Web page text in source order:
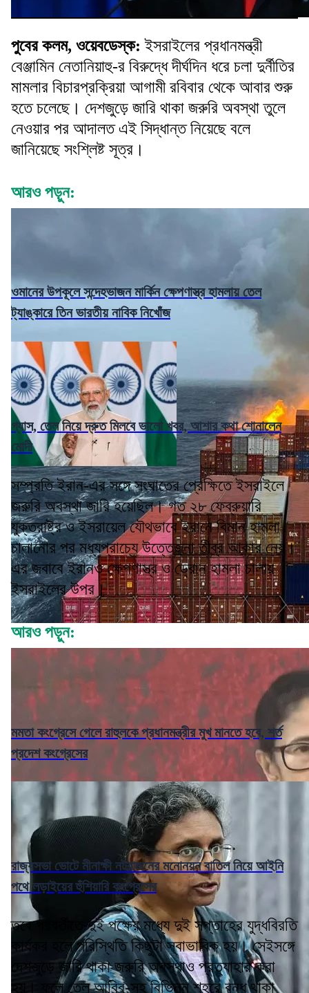
পুবের কলম, ওয়েবডেস্ক:ইসরাইলের প্রধানমন্ত্রী
বেঞ্জামিন নেতানিয়াহু-র বিরুদ্ধে দীর্ঘদিন ধরে চলা দুর্নীতির
মামলার বিচারপ্রক্রিয়া আগামী রবিবার থেকে আবার শুরু
হতে চলেছে। দেশজুড়ে জারি থাকা জরুরি অবস্থা তুলে
নেওয়ার পর আদালত এই সিদ্ধান্ত নিয়েছে বলে
জানিয়েছে সংশ্লিষ্ট সূত্র।
আরও পড়ুন:
ওমানের উপকূলে সন্দেহভাজন মার্কিন ক্ষেপণাস্ত্র হামলায় তেল
ট্যাঙ্কারে তিন ভারতীয় নাবিক নিখোঁজ
গ্যাস, তেল নিয়ে দ্রুত মিলবে ভালো খবর, আশার কথা শোনালেন
মোদী
সম্প্রতি ইরান-এর সঙ্গে সংঘাতের প্রেক্ষিতে ইসরাইলে
জরুরি অবস্থা জারি হয়েছিল। গত ২৮ ফেব্রুয়ারি
যুক্তরাষ্ট্র ও ইসরায়েল যৌথভাবে ইরানে বিমান হামলা
চালানোর পর মধ্যপ্রাচ্যে উত্তেজনা তীব্র আকার নেয়।
এর জবাবে ইরানও ক্ষেপণাস্ত্র ও ড্রোন হামলা চালায়
ইসরাইলের উপর।
আরও পড়ুন:
মমতা কংগ্রেসে গেলে রাহুলকে প্রধানমন্ত্রীর মুখ মানতে হবে, শর্ত
প্রদেশ কংগ্রেসের
রাজ্যসভা ভোটে মীনাক্ষী নটরাজনের মনোনয়ন বাতিল নিয়ে আইনি
পথে লড়াইয়ের হুঁশিয়ারি কংগ্রেসের
তবে পরবর্তীতে দুই পক্ষের মধ্যে দুই সপ্তাহের যুদ্ধবিরতি
কার্যকর হলে পরিস্থিতি কিছুটা স্বাভাবিক হয়। সেইসঙ্গে
দেশজুড়ে জারি থাকা জরুরি অবস্থাও প্রত্যাহার করা
হয়। ফলে তেল আবিব-সহ বিভিন্ন শহরে বন্ধ থাকা